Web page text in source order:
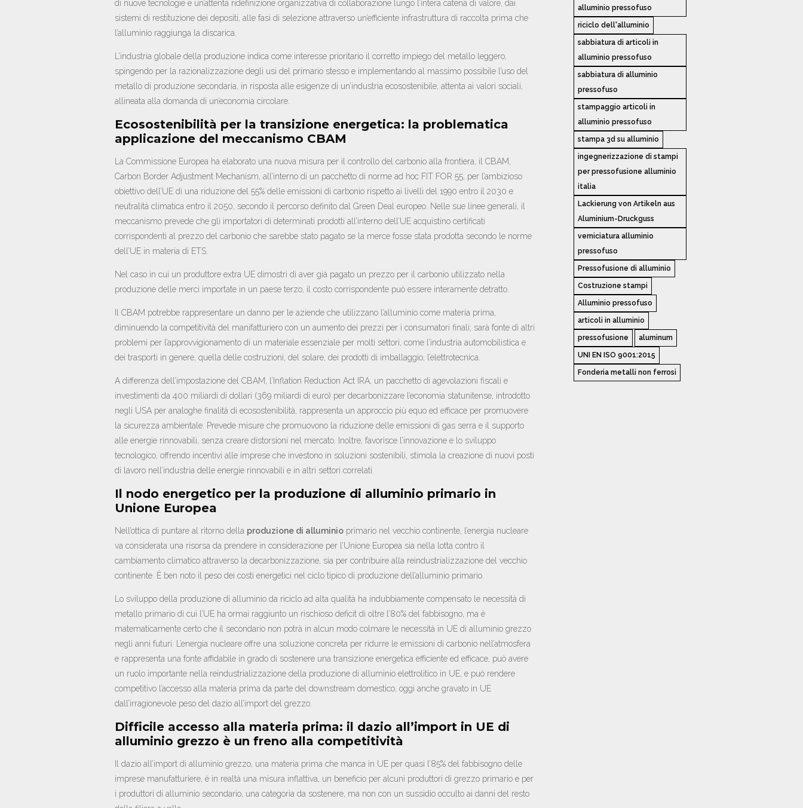
di nuove tecnologie e un’attenta ridefinizione organizzativa di collaborazione lungo l’intera catena di valore, dai
sistemi di restituzione dei depositi, alle fasi di selezione attraverso un’efficiente infrastruttura di raccolta prima che
l’alluminio raggiunga la discarica.
L’industria globale della produzione indica come interesse prioritario il corretto impiego del metallo leggero,
spingendo per la razionalizzazione degli usi del primario stesso e implementando al massimo possibile l’uso del
metallo di produzione secondaria, in risposta alle esigenze di un’industria ecosostenibile, attenta ai valori sociali,
allineata alla domanda di un’economia circolare.
Ecosostenibilità per la transizione energetica: la problematica
applicazione del meccanismo CBAM
La Commissione Europea ha elaborato una nuova misura per il controllo del carbonio alla frontiera, il CBAM,
Carbon Border Adjustment Mechanism, all’interno di un pacchetto di norme ad hoc FIT FOR 55, per l’ambizioso
obiettivo dell’UE di una riduzione del 55% delle emissioni di carbonio rispetto ai livelli del 1990 entro il 2030 e
neutralità climatica entro il 2050, secondo il percorso definito dal Green Deal europeo. Nelle sue linee generali, il
meccanismo prevede che gli importatori di determinati prodotti all’interno dell’UE acquistino certificati
corrispondenti al prezzo del carbonio che sarebbe stato pagato se la merce fosse stata prodotta secondo le norme
dell’UE in materia di ETS.
Nel caso in cui un produttore extra UE dimostri di aver già pagato un prezzo per il carbonio utilizzato nella
produzione delle merci importate in un paese terzo, il costo corrispondente può essere interamente detratto.
Il CBAM potrebbe rappresentare un danno per le aziende che utilizzano l’alluminio come materia prima,
diminuendo la competitività del manifatturiero con un aumento dei prezzi per i consumatori finali; sarà fonte di altri
problemi per l’approvvigionamento di un materiale essenziale per molti settori, come l’industria automobilistica e
dei trasporti in genere, quella delle costruzioni, del solare, dei prodotti di imballaggio, l’elettrotecnica.
A differenza dell’impostazione del CBAM, l’Inflation Reduction Act IRA, un pacchetto di agevolazioni fiscali e
investimenti da 400 miliardi di dollari (369 miliardi di euro) per decarbonizzare l’economia statunitense, introdotto
negli USA per analoghe finalità di ecosostenibilità, rappresenta un approccio più equo ed efficace per promuovere
la sicurezza ambientale. Prevede misure che promuovono la riduzione delle emissioni di gas serra e il supporto
alle energie rinnovabili, senza creare distorsioni nel mercato. Inoltre, favorisce l’innovazione e lo sviluppo
tecnologico, offrendo incentivi alle imprese che investono in soluzioni sostenibili, stimola la creazione di nuovi posti
di lavoro nell’industria delle energie rinnovabili e in altri settori correlati.
Il nodo energetico per la produzione di alluminio primario in
Unione Europea
Nell’ottica di puntare al ritorno della produzione di alluminio primario nel vecchio continente, l’energia nucleare
va considerata una risorsa da prendere in considerazione per l’Unione Europea sia nella lotta contro il
cambiamento climatico attraverso la decarbonizzazione, sia per contribuire alla reindustrializzazione del vecchio
continente. È ben noto il peso dei costi energetici nel ciclo tipico di produzione dell’alluminio primario.
Lo sviluppo della produzione di alluminio da riciclo ad alta qualità ha indubbiamente compensato le necessità di
metallo primario di cui l’UE ha ormai raggiunto un rischioso deficit di oltre l’80% del fabbisogno, ma è
matematicamente certo che il secondario non potrà in alcun modo colmare le necessità in UE di alluminio grezzo
negli anni futuri. L’energia nucleare offre una soluzione concreta per ridurre le emissioni di carbonio nell’atmosfera
e rappresenta una fonte affidabile in grado di sostenere una transizione energetica efficiente ed efficace, può avere
un ruolo importante nella reindustrializzazione della produzione di alluminio elettrolitico in UE, e può rendere
competitivo l’accesso alla materia prima da parte del downstream domestico, oggi anche gravato in UE
dall’irragionevole peso del dazio all’import del grezzo.
Difficile accesso alla materia prima: il dazio all’import in UE di
alluminio grezzo è un freno alla competitività
Il dazio all’import di alluminio grezzo, una materia prima che manca in UE per quasi l’85% del fabbisogno delle
imprese manufatturiere, è in realtà una misura inflattiva, un beneficio per alcuni produttori di grezzo primario e per
i produttori di alluminio secondario, una categoria da sostenere, ma non con un sussidio occulto ai danni del resto
alluminio pressofuso
riciclo dell'alluminio
sabbiatura di articoli in
alluminio pressofuso
sabbiatura di alluminio
pressofuso
stampaggio articoli in
alluminio pressofuso
stampa 3d su alluminio
ingegnerizzazione di stampi
per pressofusione alluminio
italia
Lackierung von Artikeln aus
Aluminium-Druckguss
verniciatura alluminio
pressofuso
Pressofusione di alluminio
Costruzione stampi
Alluminio pressofuso
articoli in alluminio
pressofusione aluminum
UNI EN ISO 9001:2015
Fonderia metalli non ferrosi